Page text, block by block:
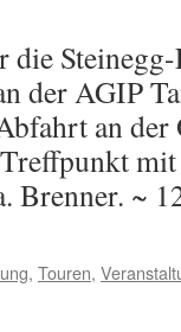
der AGIP
an
Brenner. ~
, Touren,